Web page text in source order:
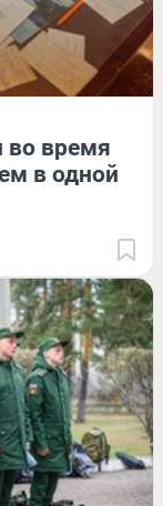
во время
в одной